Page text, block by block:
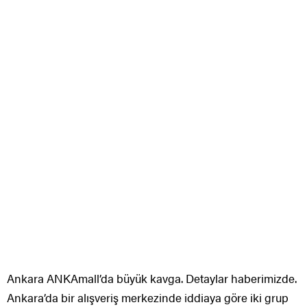
Ankara ANKAmall’da büyük kavga. Detaylar haberimizde.
Ankara’da bir alışveriş merkezinde iddiaya göre iki grup